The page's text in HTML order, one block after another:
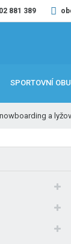
881 389
SPORTOVNÍ
a